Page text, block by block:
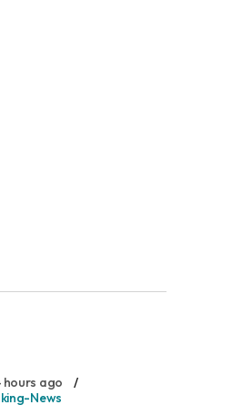
hours ago
News